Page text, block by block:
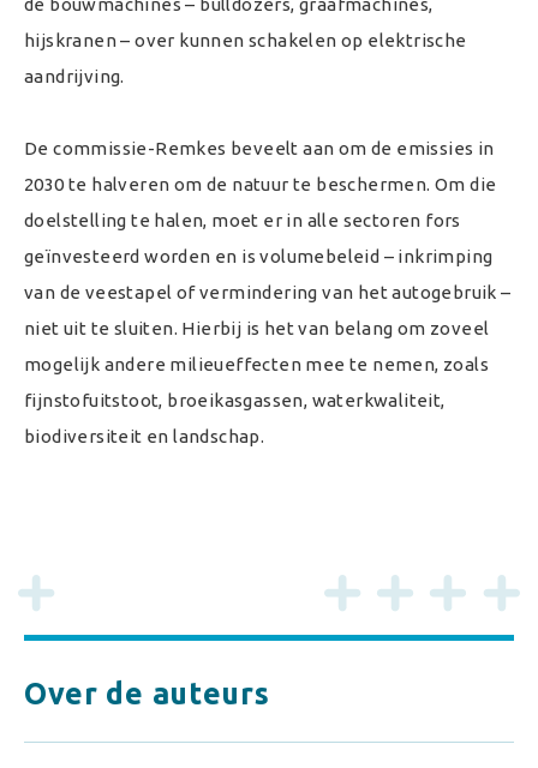
de bouwmachines – bulldozers, graafmachines,
hijskranen – over kunnen schakelen op elektrische
aandrijving.
De commissie-Remkes beveelt aan om de emissies in
2030 te halveren om de natuur te beschermen. Om die
doelstelling te halen, moet er in alle sectoren fors
geïnvesteerd worden en is volumebeleid – inkrimping
van de veestapel of vermindering van het autogebruik –
niet uit te sluiten. Hierbij is het van belang om zoveel
mogelijk andere milieueffecten mee te nemen, zoals
fijnstofuitstoot, broeikasgassen, waterkwaliteit,
biodiversiteit en landschap.
Over de auteurs